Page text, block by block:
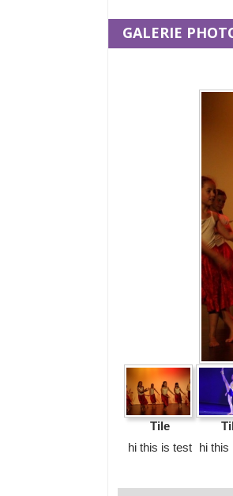
GALERIE
Tile
hi this is test
hi this